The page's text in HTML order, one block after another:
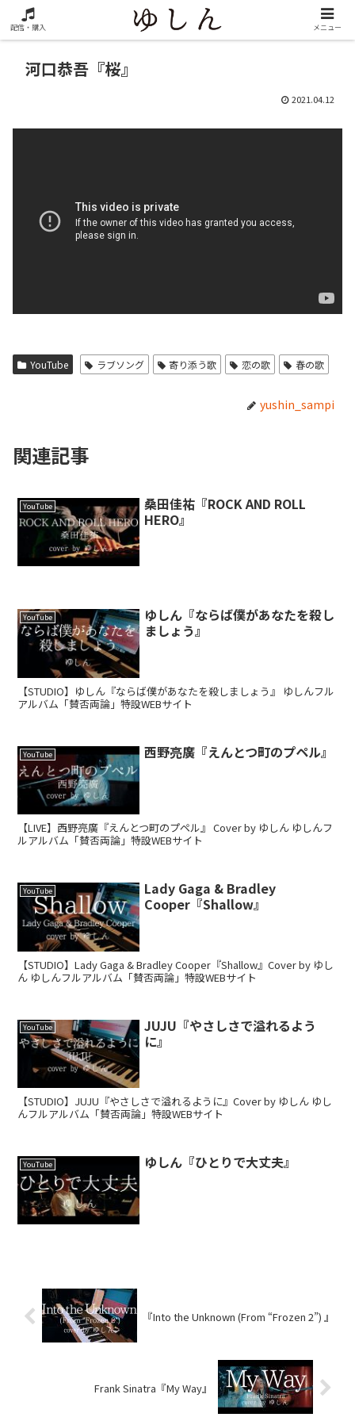
河口恭吾『桜』
2021.04.12
YouTube ラブソング 寄り添う歌 恋の歌 春の歌
yushin_sampi
関連記事
YouTube
桑田佳祐『ROCK AND ROLL
HERO』
YouTube
ゆしん『ならば僕があなたを殺し
ましょう』
【STUDIO】ゆしん『ならば僕があなたを殺しましょう』 ゆしんフル
アルバム「賛否両論」特設WEBサイト
YouTube 西野亮廣『えんとつ町のプペル』
【LIVE】西野亮廣『えんとつ町のプペル』 Cover by ゆしん ゆしんフ
ルアルバム「賛否両論」特設WEBサイト
YouTube
Lady Gaga & Bradley
Cooper『Shallow』
【STUDIO】Lady Gaga & Bradley Cooper『Shallow』Cover by ゆし
ん ゆしんフルアルバム「賛否両論」特設WEBサイト
YouTube
JUJU『やさしさで溢れるよう
に』
【STUDIO】JUJU『やさしさで溢れるように』Cover by ゆしん ゆし
んフルアルバム「賛否両論」特設WEBサイト
YouTube ゆしん『ひとりで大丈夫』
『Into the Unknown (From “Frozen 2”) 』
Frank Sinatra『My Way』
配信・購入 メニュー